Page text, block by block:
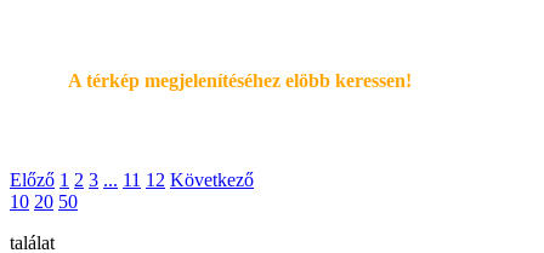
A térkép megjelenítéséhez elöbb keressen!
Előző 1 2 3 ... 11 12 Következő
10 20 50
találat